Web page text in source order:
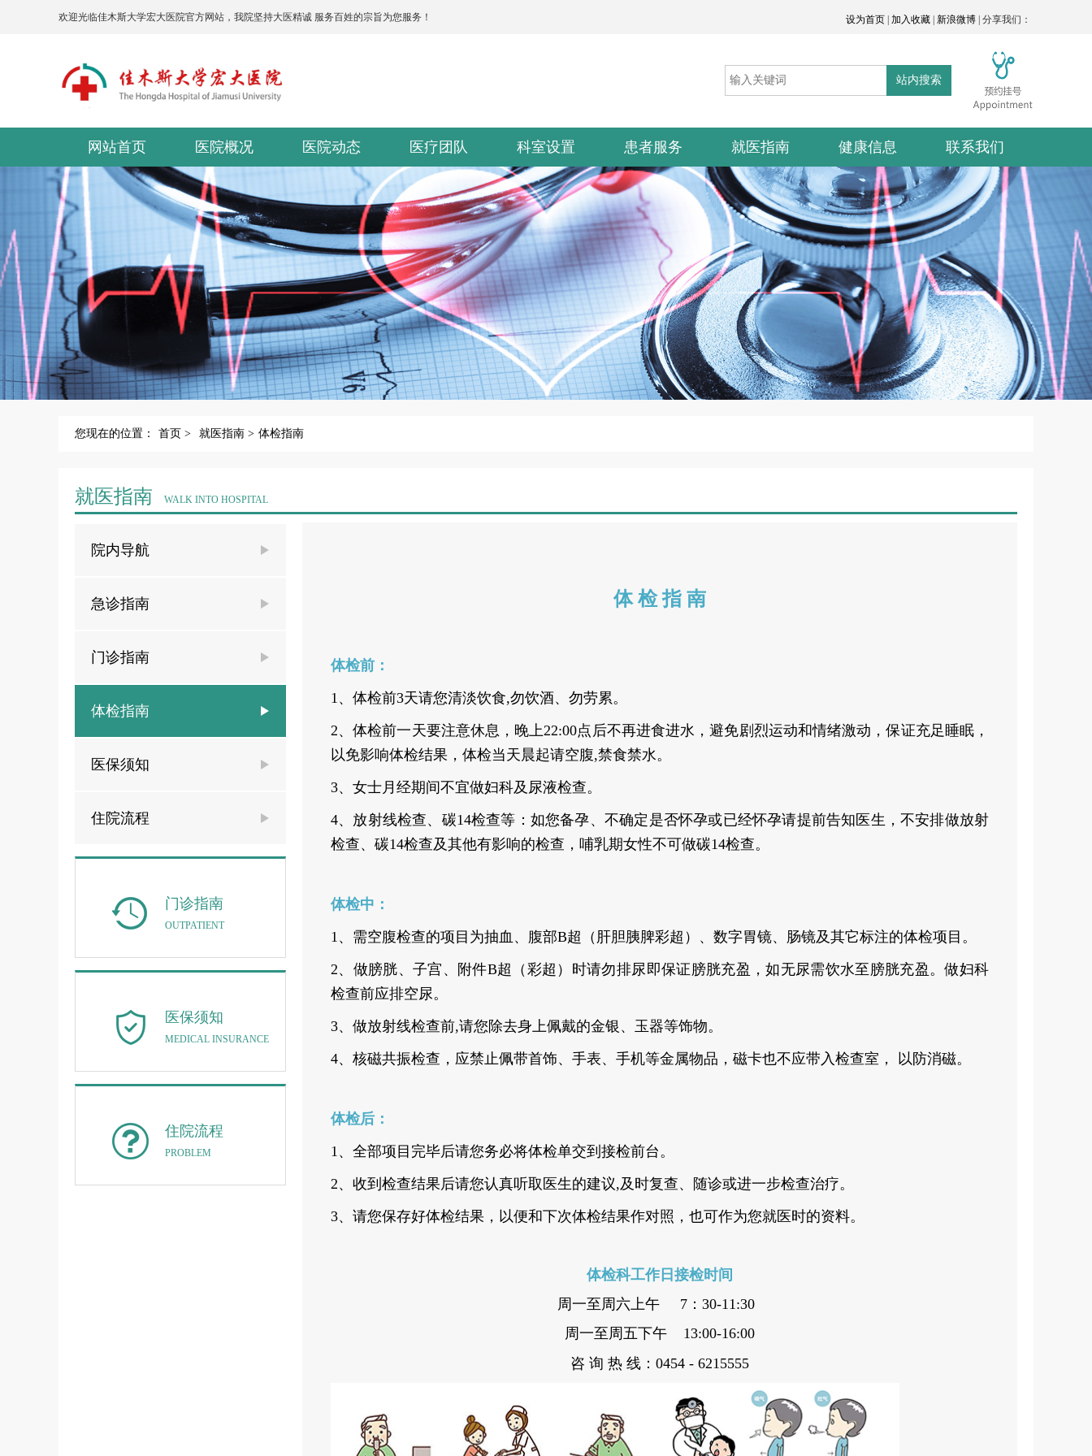
欢迎光临佳木斯大学宏大医院官方网站，我院坚持大医精诚 服务百姓的宗旨为您服务！ 设为首页 加入收藏 新浪微博 | 分享我们：
站内搜索
网站首页 医院概况 医院动态 医疗团队 科室设置 患者服务 就医指南 健康信息 联系我们
您现在的位置： 首页 > 就医指南 > 体检指南
就医指南 WALK INTO HOSPITAL
院内导航
急诊指南
门诊指南
体检指南
医保须知
住院流程
门诊指南
OUTPATIENT
医保须知
MEDICAL INSURANCE
住院流程
PROBLEM
体 检 指 南
体检前：
1、体检前3天请您清淡饮食,勿饮酒、勿劳累。
2、体检前一天要注意休息，晚上22:00点后不再进食进水，避免剧烈运动和情绪激动，保证充足睡眠，
以免影响体检结果，体检当天晨起请空腹,禁食禁水。
3、女士月经期间不宜做妇科及尿液检查。
4、放射线检查、碳14检查等：如您备孕、不确定是否怀孕或已经怀孕请提前告知医生，不安排做放射
检查、碳14检查及其他有影响的检查，哺乳期女性不可做碳14检查。
体检中：
1、需空腹检查的项目为抽血、腹部B超（肝胆胰脾彩超）、数字胃镜、肠镜及其它标注的体检项目。
2、做膀胱、子宫、附件B超（彩超）时请勿排尿即保证膀胱充盈，如无尿需饮水至膀胱充盈。做妇科
检查前应排空尿。
3、做放射线检查前,请您除去身上佩戴的金银、玉器等饰物。
4、核磁共振检查，应禁止佩带首饰、手表、手机等金属物品，磁卡也不应带入检查室， 以防消磁。
体检后：
1、全部项目完毕后请您务必将体检单交到接检前台。
2、收到检查结果后请您认真听取医生的建议,及时复查、随诊或进一步检查治疗。
3、请您保存好体检结果，以便和下次体检结果作对照，也可作为您就医时的资料。
体检科工作日接检时间
周一至周六上午 7：30-11:30
周一至周五下午 13:00-16:00
咨 询 热 线：0454 - 6215555